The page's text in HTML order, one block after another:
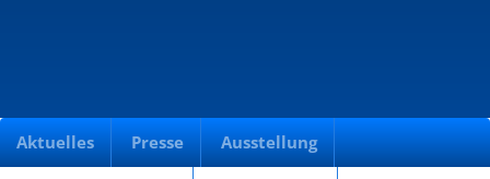
Aktuelles Presse Ausstellung